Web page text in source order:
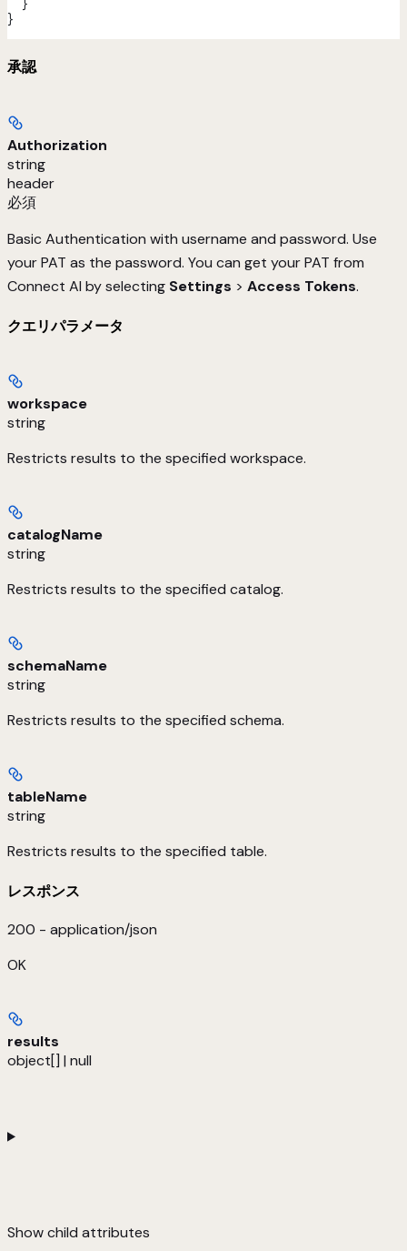
  }
}
承認
Authorization
string
header
必須
Basic Authentication with username and password. Use
your PAT as the password. You can get your PAT from
Connect AI by selecting Settings > Access Tokens.
クエリパラメータ
workspace
string
Restricts results to the specified workspace.
catalogName
string
Restricts results to the specified catalog.
schemaName
string
Restricts results to the specified schema.
tableName
string
Restricts results to the specified table.
レスポンス
200 - application/json
OK
results
object[] | null
Showchild attributes